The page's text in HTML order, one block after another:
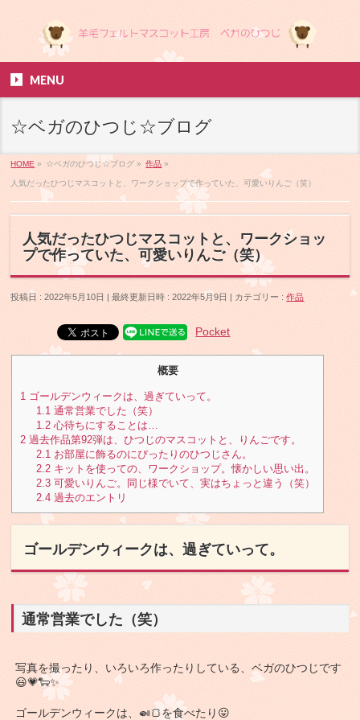
MENU
☆ベガのひつじ☆ブログ
HOME » ☆ベガのひつじ☆ブログ » 作品 »
人気だったひつじマスコットと、ワークショップで作っていた、可愛いりんご（笑）
人気だったひつじマスコットと、ワークショッ
プで作っていた、可愛いりんご（笑）
投稿日 : 2022年5月10日 最終更新日時 : 2022年5月9日 カテゴリー :作品
Pocket
概要
1 ゴールデンウィークは、過ぎていって。
1.1 通常営業でした（笑）
1.2 心待ちにすることは…
2 過去作品第92弾は、ひつじのマスコットと、りんごです。
2.1 お部屋に飾るのにぴったりのひつじさん。
2.2 キットを使っての、ワークショップ。懐かしい思い出。
2.3 可愛いりんご。同じ様でいて、実はちょっと違う（笑）
2.4 過去のエントリ
ゴールデンウィークは、過ぎていって。
通常営業でした（笑）
写真を撮ったり、いろいろ作ったりしている、ベガのひつじです
😃💗🐑✨
ゴールデンウィークは、🍛🍞を食べたり😛